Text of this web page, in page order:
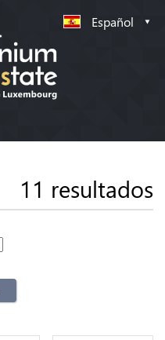
Español
11 resultados